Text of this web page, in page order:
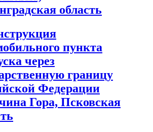
область
пункта
через
границу
Федерации
Гора, Псковская